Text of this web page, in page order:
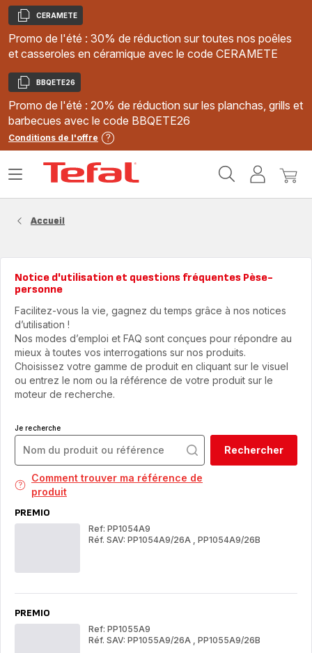
Copier
CERAMETE
Promo de l'été : 30% de réduction sur toutes nos poêles
et casseroles en céramique avec le code CERAMETE
Copier
BBQETE26
Promo de l'été : 20% de réduction sur les planchas, grills et
barbecues avec le code BBQETE26
Conditions de l'offre
MonMon
Ouvrir
Accueil
Notice d'utilisation et questions fréquentes Pèse-
personne
Facilitez-vous la vie, gagnez du temps grâce à nos notices
d’utilisation !
Nos modes d’emploi et FAQ sont conçues pour répondre au
mieux à toutes vos interrogations sur nos produits.
Choisissez votre gamme de produit en cliquant sur le visuel
ou entrez le nom ou la référence de votre produit sur le
moteur de recherche.
Je recherche
Comment trouver ma référence de
produit
Rechercher
PREMIO
Ref: PP1054A9
Réf. SAV: PP1054A9/26A , PP1054A9/26B
PREMIO
Ref: PP1055A9
Réf. SAV: PP1055A9/26A
PP1055A9/26B